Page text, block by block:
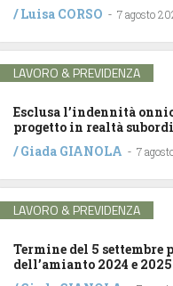
/Luisa CORSO - 7 agosto
LAVORO & PREVIDENZA
Esclusa l’indennità
progetto in realtà
/Giada GIANOLA - 7
LAVORO & PREVIDENZA
Termine del 5 settembre
dell’amianto 2024 e 2025